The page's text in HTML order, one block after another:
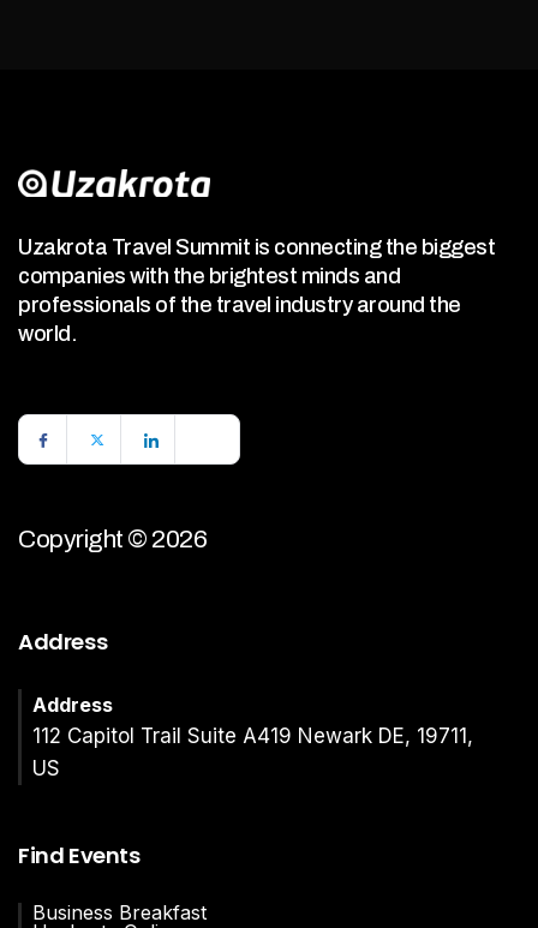
Uzakrota Travel Summit is connecting the biggest
companies with the brightest minds and
professionals of the travel industry around the
world.
Copyright © 2026
Address
Address
112 Capitol Trail Suite A419 Newark DE, 19711,
US
Find Events
Business Breakfast